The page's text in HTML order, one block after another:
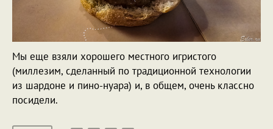
Мы еще взяли хорошего местного игристого
(миллезим, сделанный по традиционной технологии
из шардоне и пино-нуара) и, в общем, очень классно
посидели.